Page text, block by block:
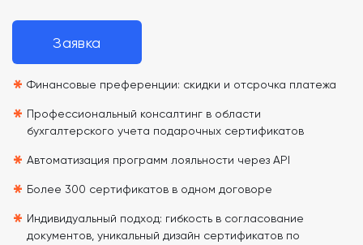
Заявка
* Финансовые преференции: скидки и отсрочка платежа
* Профессиональный консалтинг в области
бухгалтерского учета подарочных сертификатов
* Автоматизация программ лояльности через API
* Более 300 сертификатов в одном договоре
* Индивидуальный подход: гибкость в согласование
документов, уникальный дизайн сертификатов по